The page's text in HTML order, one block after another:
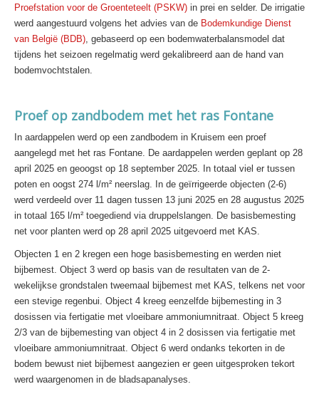
Proefstation voor de Groenteteelt (PSKW) in prei en selder. De irrigatie
werd aangestuurd volgens het advies van de Bodemkundige Dienst
van België (BDB) , gebaseerd op een bodemwaterbalansmodel dat
tijdens het seizoen regelmatig werd gekalibreerd aan de hand van
bodemvochtstalen.
Proef op zandbodem met het ras Fontane
In aardappelen werd op een zandbodem in Kruisem een proef
aangelegd met het ras Fontane. De aardappelen werden geplant op 28
april 2025 en geoogst op 18 september 2025. In totaal viel er tussen
poten en oogst 274 l/m² neerslag. In de geïrrigeerde objecten (2-6)
werd verdeeld over 11 dagen tussen 13 juni 2025 en 28 augustus 2025
in totaal 165 l/m² toegediend via druppelslangen. De basisbemesting
net voor planten werd op 28 april 2025 uitgevoerd met KAS.
Objecten 1 en 2 kregen een hoge basisbemesting en werden niet
bijbemest. Object 3 werd op basis van de resultaten van de 2-
wekelijkse grondstalen tweemaal bijbemest met KAS, telkens net voor
een stevige regenbui. Object 4 kreeg eenzelfde bijbemesting in 3
dosissen via fertigatie met vloeibare ammoniumnitraat. Object 5 kreeg
2/3 van de bijbemesting van object 4 in 2 dosissen via fertigatie met
vloeibare ammoniumnitraat. Object 6 werd ondanks tekorten in de
bodem bewust niet bijbemest aangezien er geen uitgesproken tekort
werd waargenomen in de bladsapanalyses.